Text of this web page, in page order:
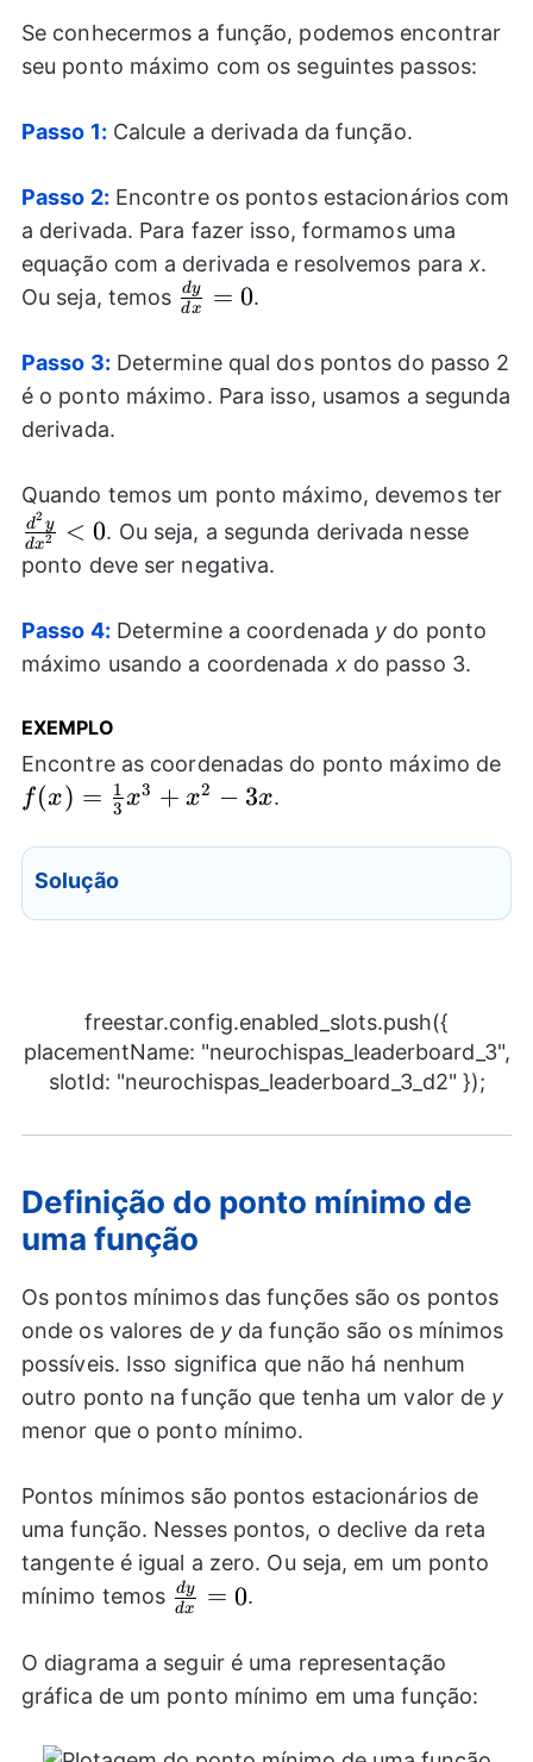
Se conhecermos a função, podemos encontrar
seu ponto máximo com os seguintes passos:
Passo 1: Calcule a derivada da função.
Passo 2: Encontre os pontos estacionários com
a derivada. Para fazer isso, formamos uma
equação com a derivada e resolvemos para x.
Ou seja, temos \frac{dy}
dx
dy = 0.
Passo 3: Determine qual dos pontos do passo 2
é o ponto máximo. Para isso, usamos a segunda
derivada.
Quando temos um ponto máximo, devemos ter
dx2
d2 y < 0. Ou seja, a segunda derivada nesse
ponto deve ser negativa.
Passo 4: Determine a coordenada y do ponto
máximo usando a coordenada xdo passo 3.
EXEMPLO
Encontre as coordenadas do ponto máximo de
f(x) = 3
1 x3 + x2 − 3x.
Solução
freestar.config.enabled_slots.push({
placementName: "neurochispas_leaderboard_3",
slotId: "neurochispas_leaderboard_3_d2" });
Definição do ponto mínimo de
uma função
Os pontos mínimos das funções são os pontos
onde os valores de yda função são os mínimos
possíveis. Isso significa que não há nenhum
outro ponto na função que tenha um valor de y
menor que o ponto mínimo.
Pontos mínimos são pontos estacionários de
uma função. Nesses pontos, o declive da reta
tangente é igual a zero. Ou seja, em um ponto
mínimo temos \frac{dy}
dx
dy = 0.
O diagrama a seguir é uma representação
gráfica de um ponto mínimo em uma função: